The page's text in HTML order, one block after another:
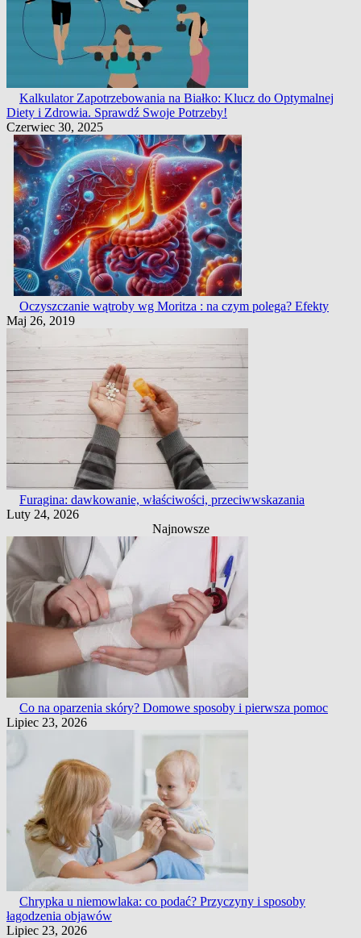
Kalkulator Zapotrzebowania na Białko: Klucz do Optymalnej
Diety i Zdrowia. Sprawdź Swoje Potrzeby!
Czerwiec 30, 2025
Oczyszczanie wątroby wg Moritza : na czym polega? Efekty
Maj 26, 2019
Furagina: dawkowanie, właściwości, przeciwwskazania
Luty 24, 2026
Najnowsze
Co na oparzenia skóry? Domowe sposoby i pierwsza pomoc
Lipiec 23, 2026
Chrypka u niemowlaka: co podać? Przyczyny i sposoby
łagodzenia objawów
Lipiec 23, 2026